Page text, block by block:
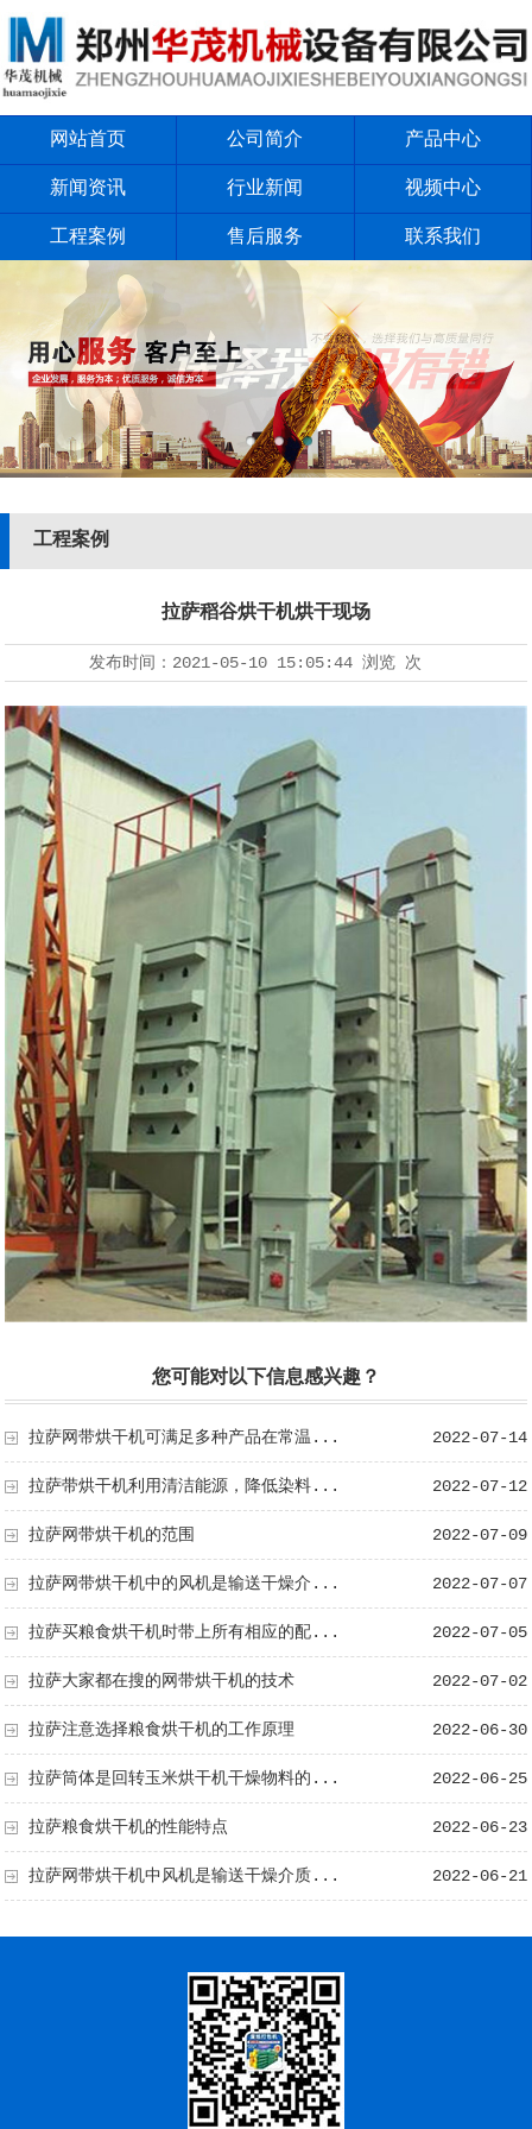
网站首页 公司简介 产品中心
新闻资讯 行业新闻 视频中心
工程案例 售后服务 联系我们
工程案例
拉萨稻谷烘干机烘干现场
发布时间： 2021-05-10 15:05:44浏览 次
您可能对以下信息感兴趣？
2022-07-14
拉萨网带烘干机可满足多种产品在常温...
2022-07-12
拉萨带烘干机利用清洁能源，降低染料...
2022-07-09
拉萨网带烘干机的范围
2022-07-07
拉萨网带烘干机中的风机是输送干燥介...
2022-07-05
拉萨买粮食烘干机时带上所有相应的配...
2022-07-02
拉萨大家都在搜的网带烘干机的技术
2022-06-30
拉萨注意选择粮食烘干机的工作原理
2022-06-25
拉萨筒体是回转玉米烘干机干燥物料的...
2022-06-23
拉萨粮食烘干机的性能特点
2022-06-21
拉萨网带烘干机中风机是输送干燥介质...